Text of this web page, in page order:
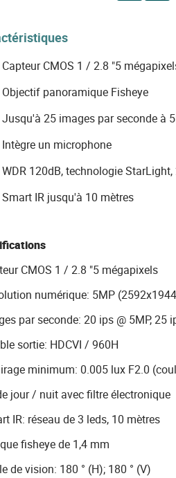
Capteur CMOS 1 / 2.8 "5
Objectif panoramique Fisheye
Jusqu'à 25 images par seconde à
Intègre un microphone
WDR 120dB, technologie StarLight,
Smart IR jusqu'à 10 mètres
CMOS 1 / 2.8 "5 mégapixels
numérique: 5MP
par seconde: 20 ips @ 5MP, 25
sortie: HDCVI / 960H
minimum: 0.005 lux F2.0
jour / nuit avec filtre électronique
IR: réseau de 3 leds, 10 mètres
fisheye de 1,4 mm
de vision: 180 ° (H); 180 ° (V)